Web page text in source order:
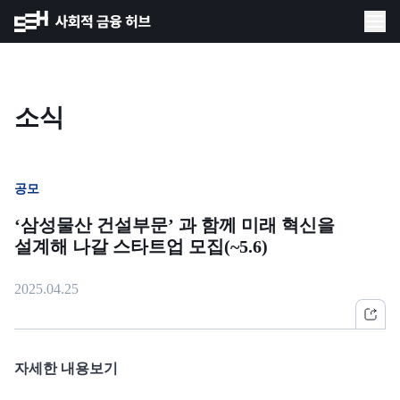
소식
공모
‘삼성물산 건설부문’ 과 함께 미래 혁신을
설계해 나갈 스타트업 모집(~5.6)
2025.04.25
자세한 내용보기